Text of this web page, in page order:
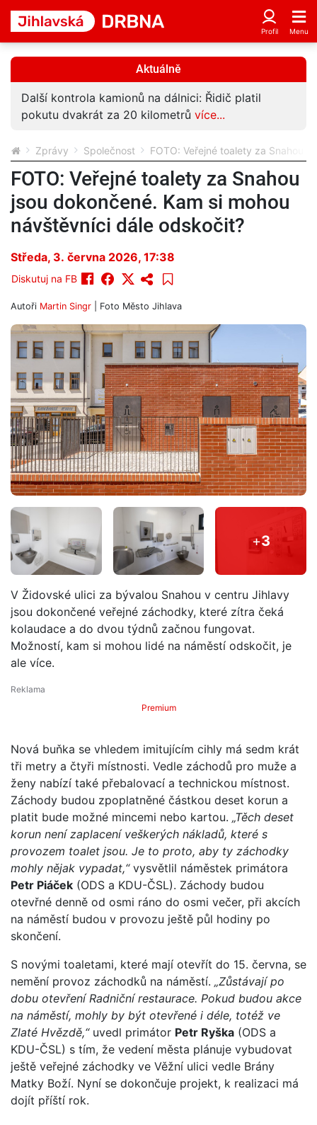
Aktuálně
Další kontrola kamionů na dálnici: Řidič platil
pokutu dvakrát za 20 kilometrů více...
Zprávy Společnost FOTO: Veřejné toalety za Snahou
FOTO: Veřejné toalety za Snahou
jsou dokončené. Kam si mohou
návštěvníci dále odskočit?
Středa, 3. června 2026, 17:38
Diskutuj na FB
Autoři Martin Singr | Foto Město Jihlava
+3
V Židovské ulici za bývalou Snahou v centru Jihlavy
jsou dokončené veřejné záchodky, které zítra čeká
kolaudace a do dvou týdnů začnou fungovat.
Možností, kam si mohou lidé na náměstí odskočit, je
ale více.
Premium
Nová buňka se vhledem imitujícím cihly má sedm krát
tři metry a čtyři místnosti. Vedle záchodů pro muže a
ženy nabízí také přebalovací a technickou místnost.
Záchody budou zpoplatněné částkou deset korun a
platit bude možné mincemi nebo kartou. „Těch deset
korun není zaplacení veškerých nákladů, které s
provozem toalet jsou. Je to proto, aby ty záchodky
mohly nějak vypadat,“vysvětlil náměstek primátora
Petr Piáček (ODS a KDU-ČSL). Záchody budou
otevřné denně od osmi ráno do osmi večer, při akcích
na náměstí budou v provozu ještě půl hodiny po
skončení.
S novými toaletami, které mají otevřít do 15. června, se
nemění provoz záchodků na náměstí. „Zůstávají po
dobu otevření Radniční restaurace. Pokud budou akce
na náměstí, mohly by být otevřené i déle, totéž ve
Zlaté Hvězdě,“uvedl primátor Petr Ryška (ODS a
KDU-ČSL) s tím, že vedení města plánuje vybudovat
ještě veřejné záchodky ve Věžní ulici vedle Brány
Matky Boží. Nyní se dokončuje projekt, k realizaci má
dojít příští rok.